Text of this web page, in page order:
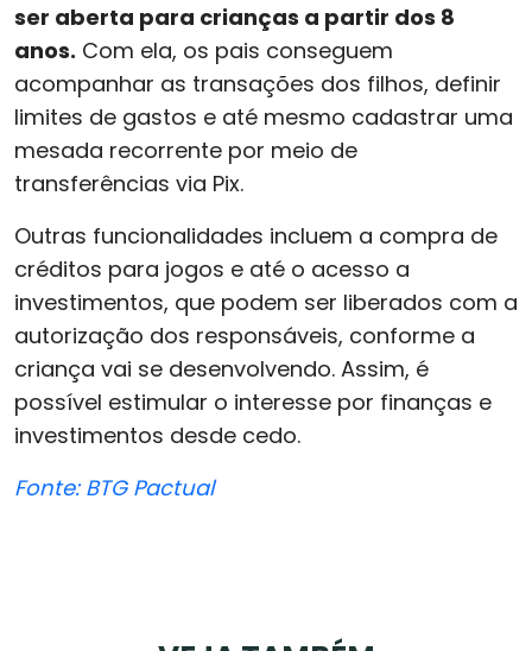
ser aberta para crianças a partir dos 8
anos. Com ela, os pais conseguem
acompanhar as transações dos filhos, definir
limites de gastos e até mesmo cadastrar uma
mesada recorrente por meio de
transferências via Pix.
Outras funcionalidades incluem a compra de
créditos para jogos e até o acesso a
investimentos, que podem ser liberados com a
autorização dos responsáveis, conforme a
criança vai se desenvolvendo. Assim, é
possível estimular o interesse por finanças e
investimentos desde cedo.
Fonte: BTG Pactual